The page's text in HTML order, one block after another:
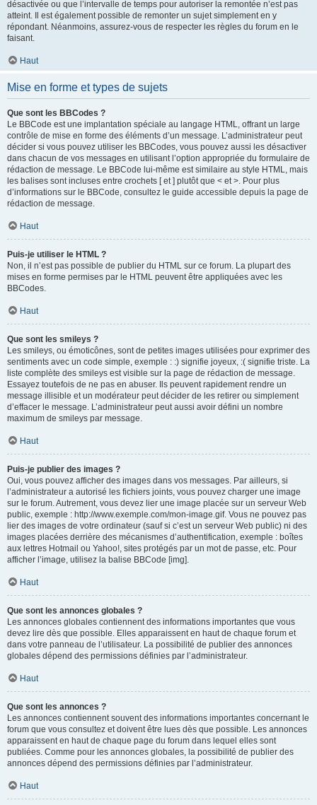
désactivée ou que l’intervalle de temps pour autoriser la remontée n’est pas
atteint. Il est également possible de remonter un sujet simplement en y
répondant. Néanmoins, assurez-vous de respecter les règles du forum en le
faisant.
Haut
Mise en forme et types de sujets
Que sont les BBCodes ?
Le BBCode est une implantation spéciale au langage HTML, offrant un large
contrôle de mise en forme des éléments d’un message. L’administrateur peut
décider si vous pouvez utiliser les BBCodes, vous pouvez aussi les désactiver
dans chacun de vos messages en utilisant l’option appropriée du formulaire de
rédaction de message. Le BBCode lui-même est similaire au style HTML, mais
les balises sont incluses entre crochets [ et ] plutôt que < et >. Pour plus
d’informations sur le BBCode, consultez le guide accessible depuis la page de
rédaction de message.
Haut
Puis-je utiliser le HTML ?
Non, il n’est pas possible de publier du HTML sur ce forum. La plupart des
mises en forme permises par le HTML peuvent être appliquées avec les
BBCodes.
Haut
Que sont les smileys ?
Les smileys, ou émoticônes, sont de petites images utilisées pour exprimer des
sentiments avec un code simple, exemple : :) signifie joyeux, :( signifie triste. La
liste complète des smileys est visible sur la page de rédaction de message.
Essayez toutefois de ne pas en abuser. Ils peuvent rapidement rendre un
message illisible et un modérateur peut décider de les retirer ou simplement
d’effacer le message. L’administrateur peut aussi avoir défini un nombre
maximum de smileys par message.
Haut
Puis-je publier des images ?
Oui, vous pouvez afficher des images dans vos messages. Par ailleurs, si
l’administrateur a autorisé les fichiers joints, vous pouvez charger une image
sur le forum. Autrement, vous devez lier une image placée sur un serveur Web
public, exemple : http://www.exemple.com/mon-image.gif. Vous ne pouvez pas
lier des images de votre ordinateur (sauf si c’est un serveur Web public) ni des
images placées derrière des mécanismes d’authentification, exemple : boîtes
aux lettres Hotmail ou Yahoo!, sites protégés par un mot de passe, etc. Pour
afficher l’image, utilisez la balise BBCode [img].
Haut
Que sont les annonces globales ?
Les annonces globales contiennent des informations importantes que vous
devez lire dès que possible. Elles apparaissent en haut de chaque forum et
dans votre panneau de l’utilisateur. La possibilité de publier des annonces
globales dépend des permissions définies par l’administrateur.
Haut
Que sont les annonces ?
Les annonces contiennent souvent des informations importantes concernant le
forum que vous consultez et doivent être lues dès que possible. Les annonces
apparaissent en haut de chaque page du forum dans lequel elles sont
publiées. Comme pour les annonces globales, la possibilité de publier des
annonces dépend des permissions définies par l’administrateur.
Haut